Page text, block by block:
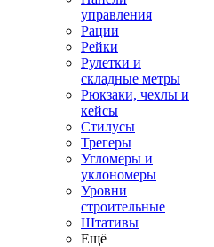
управления
Рации
Рейки
Рулетки и
складные метры
Рюкзаки, чехлы и
кейсы
Стилусы
Трегеры
Угломеры и
уклономеры
Уровни
строительные
Штативы
Ещё